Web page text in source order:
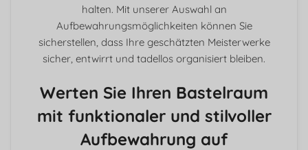
halten. Mit unserer Auswahl an
Aufbewahrungsmöglichkeiten können Sie
sicherstellen, dass Ihre geschätzten Meisterwerke
sicher, entwirrt und tadellos organisiert bleiben.
Werten Sie Ihren Bastelraum
mit funktionaler und stilvoller
Aufbewahrung auf